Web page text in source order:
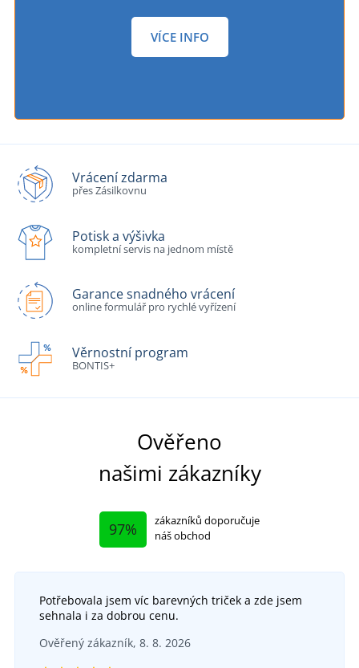
VÍCE INFO
Vrácení zdarma
přes Zásilkovnu
Potisk a výšivka
kompletní servis na jednom místě
Garance snadného vrácení
online formulář pro rychlé vyřízení
Věrnostní program
BONTIS+
Ověřeno
našimi zákazníky
97%
zákazníků doporučuje
náš obchod
Potřebovala jsem víc barevných triček a zde jsem
sehnala i za dobrou cenu.
Ověřený zákazník, 8. 8. 2026